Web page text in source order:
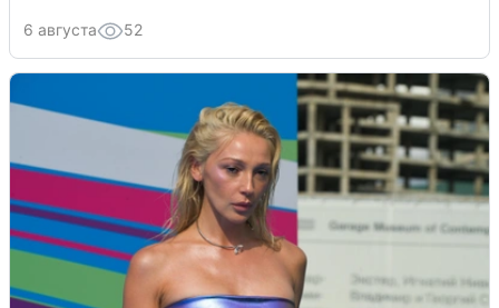
6 августа 52